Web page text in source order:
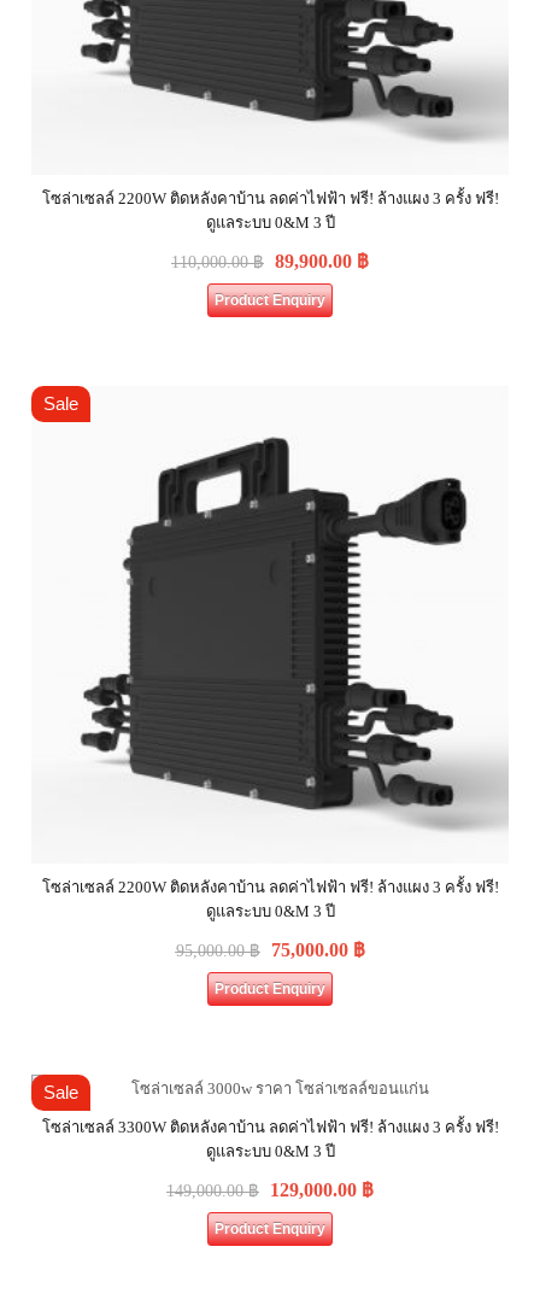
โซล่าเซลล์ 2200W ติดหลังคาบ้าน ลดค่าไฟฟ้า ฟรี! ล้างแผง 3 ครั้ง ฟรี!
ดูแลระบบ 0&M 3 ปี
110,000.00฿ 89,900.00 ฿
Product Enquiry
Sale
โซล่าเซลล์ 2200W ติดหลังคาบ้าน ลดค่าไฟฟ้า ฟรี! ล้างแผง 3 ครั้ง ฟรี!
ดูแลระบบ 0&M 3 ปี
95,000.00฿ 75,000.00 ฿
Product Enquiry
Sale
โซล่าเซลล์ 3300W ติดหลังคาบ้าน ลดค่าไฟฟ้า ฟรี! ล้างแผง 3 ครั้ง ฟรี!
ดูแลระบบ 0&M 3 ปี
149,000.00฿ 129,000.00 ฿
Product Enquiry